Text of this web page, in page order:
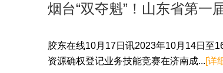
烟台“双夺魁”！山东省第一
胶东在线10月17日讯2023年10月14日至
资源确权登记业务技能竞赛在济南成...[详